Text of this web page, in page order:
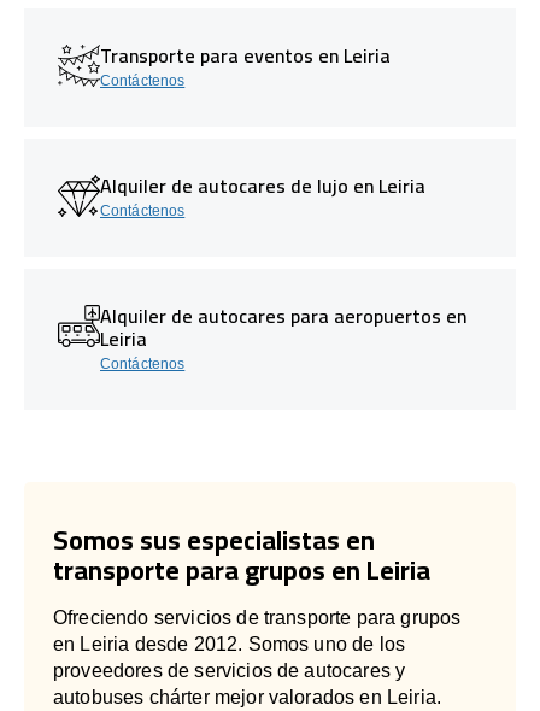
Transporte para eventos en Leiria
Contáctenos
Alquiler de autocares de lujo en Leiria
Contáctenos
Alquiler de autocares para aeropuertos en
Leiria
Contáctenos
Somos sus especialistas en
transporte para grupos en Leiria
Ofreciendo servicios de transporte para grupos
en Leiria desde 2012. Somos uno de los
proveedores de servicios de autocares y
autobuses chárter mejor valorados en Leiria.